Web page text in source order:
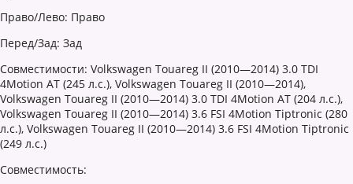
Право/Лево: Право
Перед/Зад: Зад
Совместимости: Volkswagen Touareg II (2010—2014) 3.0 TDI
4Motion AT (245 л.с.), Volkswagen Touareg II (2010—2014),
Volkswagen Touareg II (2010—2014) 3.0 TDI 4Motion AT (204 л.с.),
Volkswagen Touareg II (2010—2014) 3.6 FSI 4Motion Tiptronic (280
л.с.), Volkswagen Touareg II (2010—2014) 3.6 FSI 4Motion Tiptronic
(249 л.с.)
Совместимость: